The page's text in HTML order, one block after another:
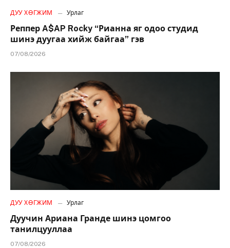
ДУУ ХӨГЖИМ Урлаг
Реппер A$AP Rocky “Рианна яг одоо студид
шинэ дуугаа хийж байгаа” гэв
07/08/2026
ДУУ ХӨГЖИМ Урлаг
Дуучин Ариана Гранде шинэ цомгоо
танилцууллаа
07/08/2026